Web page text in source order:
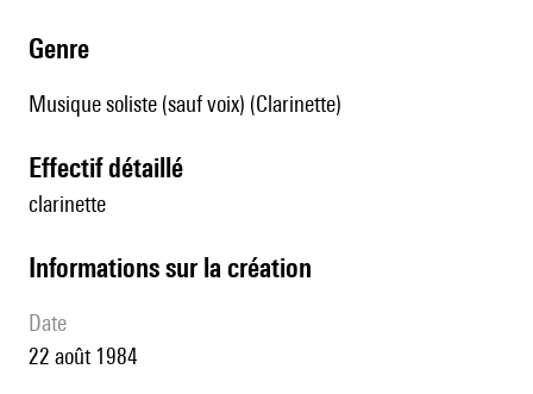
genre
Musique soliste (sauf voix) (Clarinette)
effectif détaillé
clarinette
informations sur la création
date
22 août 1984